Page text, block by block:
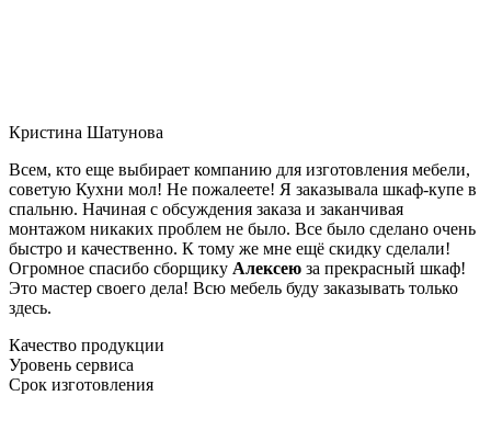
Кристина Шатунова
Всем, кто еще выбирает компанию для изготовления мебели,
советую Кухни мол! Не пожалеете! Я заказывала шкаф-купе в
спальню. Начиная с обсуждения заказа и заканчивая
монтажом никаких проблем не было. Все было сделано очень
быстро и качественно. К тому же мне ещё скидку сделали!
Огромное спасибо сборщику Алексею за прекрасный шкаф!
Это мастер своего дела! Всю мебель буду заказывать только
здесь.
Качество продукции
Уровень сервиса
Срок изготовления